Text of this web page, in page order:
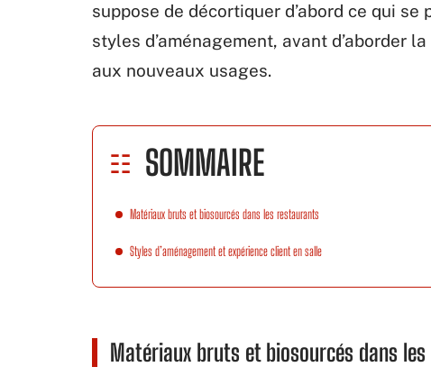
suppose de décortiquer d’abord ce qui
styles d’aménagement, avant d’aborder
aux nouveaux usages.
SOMMAIRE
Matériaux bruts et biosourcés dans les restaurants
Styles d’aménagement et expérience client en salle
Matériaux bruts et biosourcés dans